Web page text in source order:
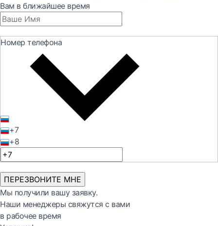
Вам в ближайшее время
Номер телефона
+7
+8
ПЕРЕЗВОНИТЕ МНЕ
Мы получили вашу заявку.
Наши менеджеры свяжутся с вами
в рабочее время